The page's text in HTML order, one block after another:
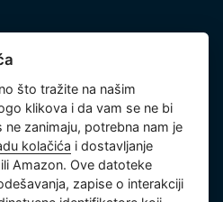
što tražite na našim
klikova i da vam se ne bi
zanimaju, potrebna nam je
kolačića i dostavljanje
Amazon. Ove datoteke
zapise o interakciji